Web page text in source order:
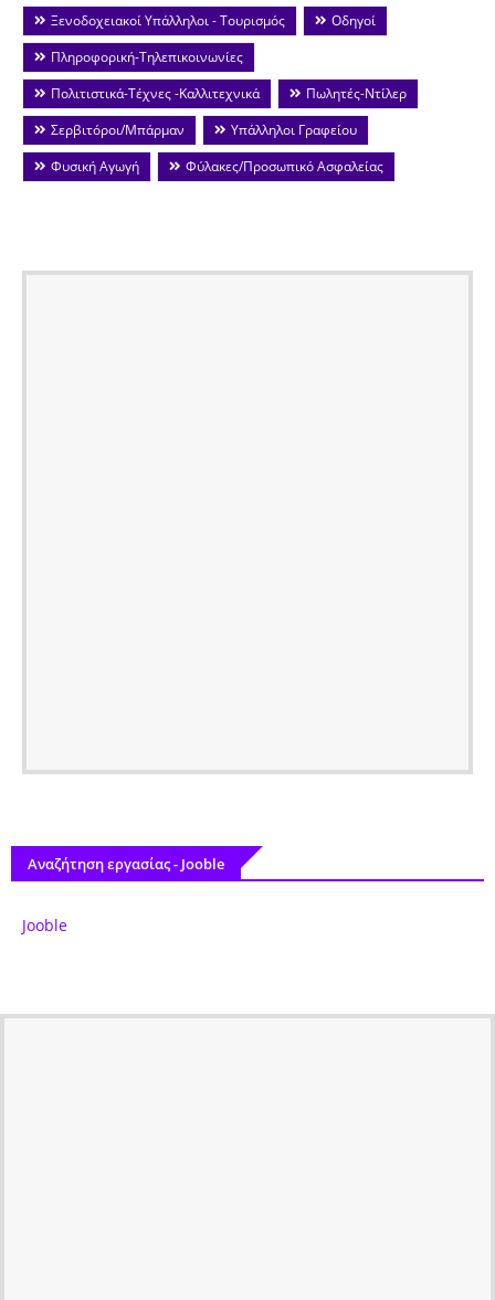
Ξενοδοχειακοί Υπάλληλοι - Τουρισμός
Οδηγοί
Πληροφορική-Τηλεπικοινωνίες
Πολιτιστικά-Τέχνες -Καλλιτεχνικά
Πωλητές-Ντίλερ
Σερβιτόροι/Μπάρμαν
Υπάλληλοι Γραφείου
Φυσική Αγωγή
Φύλακες/Προσωπικό Ασφαλείας
Αναζήτηση εργασίας - Jooble
Jooble